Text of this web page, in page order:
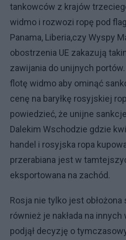
tankowców z krajów
widmo i rozwozi ropę pod
Panama, Liberia,czy Wyspy
obostrzenia UE zakazują
zawijania do unijnych
flotę widmo aby ominąć
cenę na baryłkę rosyjskiej
powiedzieć, że unijne
Dalekim Wschodzie gdzie
handel i rosyjska ropa
przerabiana jest w
eksportowana na zachód.
Rosja nie tylko jest obłożona
również je nakłada na innych
podjął decyzję o